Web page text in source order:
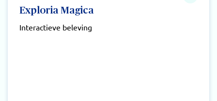
Exploria Magica
Interactieve beleving